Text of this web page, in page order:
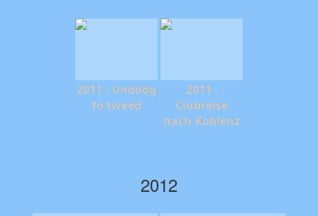
2011 - Undöög
to tweed
2011 -
Clubreise
nach Koblenz
2012